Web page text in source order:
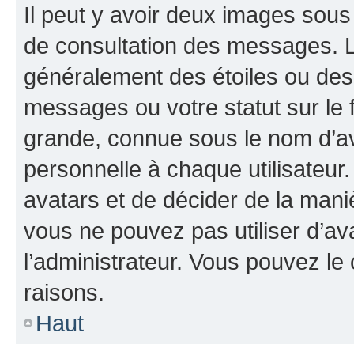
Il peut y avoir deux images
de consultation des messages.
généralement des étoiles ou
messages ou votre statut sur
grande, connue sous le nom
personnelle à chaque utilisateur.
avatars et de décider de la
vous ne pouvez pas utiliser
l’administrateur. Vous pouvez
raisons.
Haut